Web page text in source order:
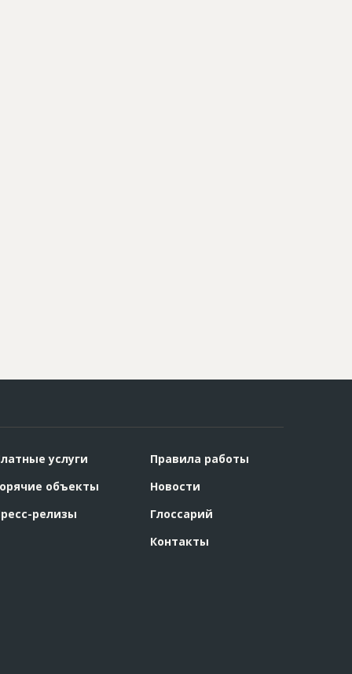
услуги
объекты
релизы
Правила работы
Новости
Глоссарий
Контакты